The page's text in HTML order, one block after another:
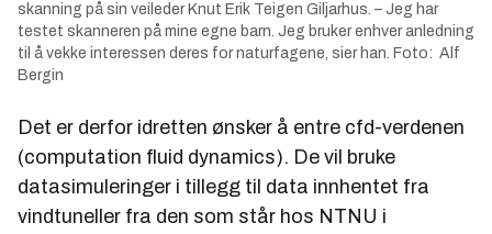
skanning på sin veileder Knut Erik Teigen Giljarhus. – Jeg har
testet skanneren på mine egne barn. Jeg bruker enhver anledning
til å vekke interessen deres for naturfagene, sier han. Foto: Alf
Bergin
Det er derfor idretten ønsker å entre cfd-verdenen
(computation fluid dynamics). De vil bruke
datasimuleringer i tillegg til data innhentet fra
vindtuneller fra den som står hos NTNU i